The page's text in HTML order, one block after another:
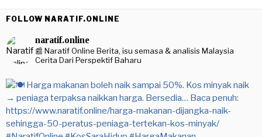
FOLLOW NARATIF.ONLINE
naratif.online
📰 Naratif Online Berita, isu semasa & analisis Malaysia
Cerita Dari Perspektif Baharu